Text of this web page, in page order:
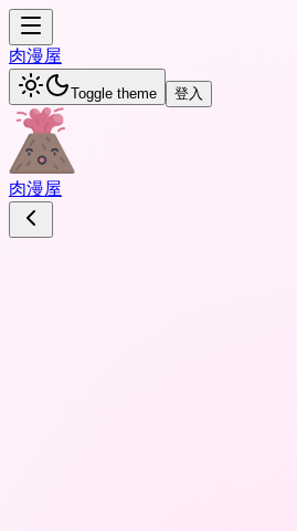
肉漫屋
Toggle theme 登入
肉漫屋